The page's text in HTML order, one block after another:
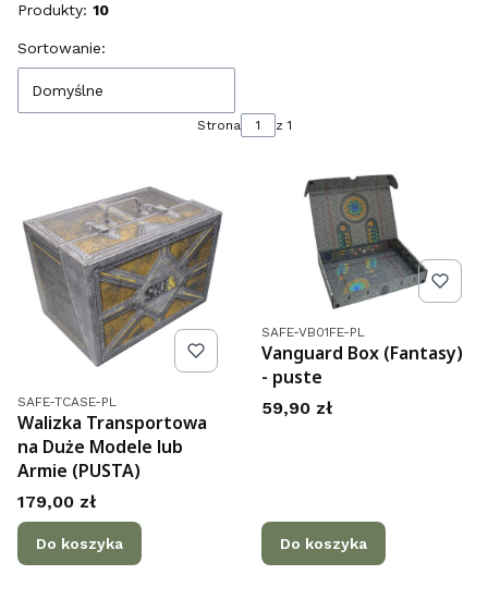
Produkty: 10
Lista produktów
Sortowanie:
Domyślne
Strona z 1
Kod produktu
SAFE-TCASE-PL
Walizka Transportowa
na Duże Modele lub
Armie (PUSTA)
Cena
179,00 zł
Do koszyka
Kod produktu
SAFE-VB01FE-PL
Vanguard Box (Fantasy)
- puste
Cena
59,90 zł
Do koszyka